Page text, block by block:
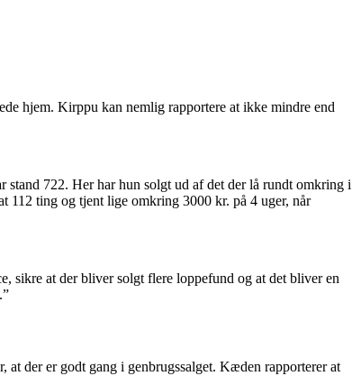
hjem. Kirppu kan nemlig rapportere at ikke mindre end
stand 722. Her har hun solgt ud af det der lå rundt omkring i
112 ting og tjent lige omkring 3000 kr. på 4 uger, når
sikre at der bliver solgt flere loppefund og at det bliver en
der er godt gang i genbrugssalget. Kæden rapporterer at